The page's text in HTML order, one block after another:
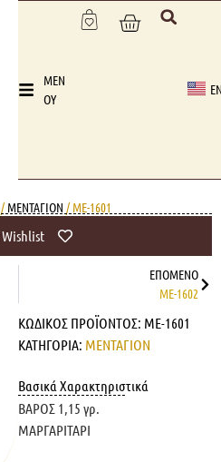
MEN
OY
ΜΕΝΤΑΓΙΟΝ / ME-1601
Wishlist
ΕΠΌΜΕΝΟ
ME-1602
ΚΩΔΙΚΌΣ ΠΡΟΪΌΝΤΟΣ: ME-1601
ΚΑΤΗΓΟΡΊΑ: ΜΕΝΤΑΓΙΟΝ
Βασικά Χαρακτηριστικά
ΒΑΡΟΣ 1,15 γρ.
ΜΑΡΓΑΡΙΤΑΡΙ